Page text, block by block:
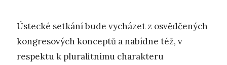
Ústecké setkání bude vycházet z osvědčených
kongresových konceptů a nabídne též, v
respektu k pluralitnímu charakteru